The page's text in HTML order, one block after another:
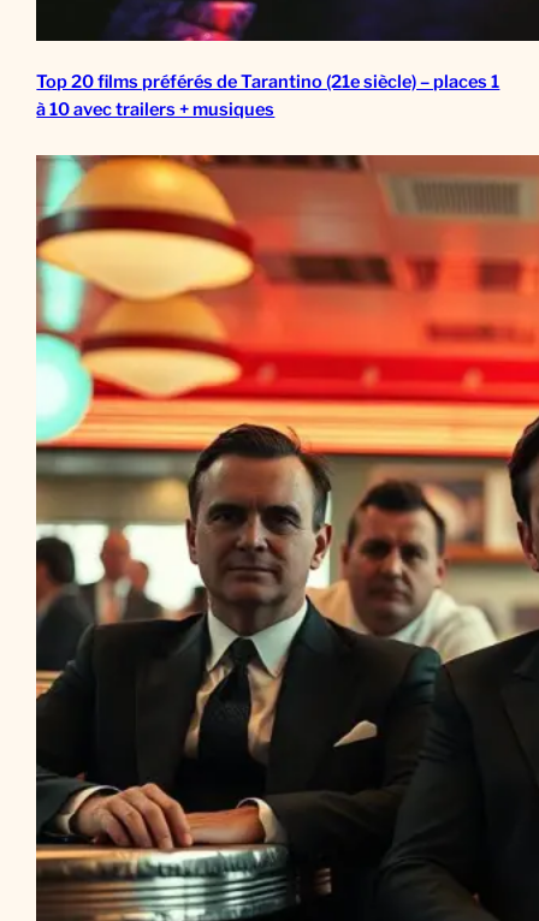
Top 20 films préférés de Tarantino (21e siècle) – places 1
à 10 avec trailers + musiques